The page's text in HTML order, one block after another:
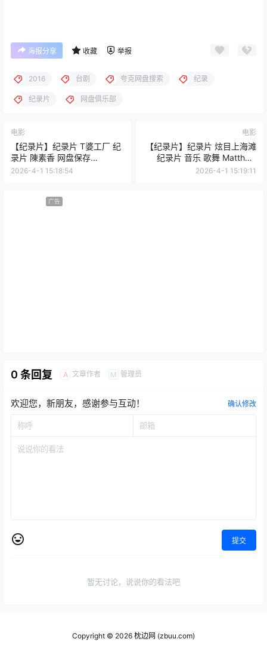
海报分享 收藏 举报
2016 台剧 夸克网盘搜索 纪录
纪录片 网盘俱乐部
电影
【纪录片】纪录片 T婆工厂 纪
录片 陳素香 网盘保存
（2010） 夸克网盘保存
2026-4-1 15:18:54
电影
【纪录片】纪录片 炫目上海滩
纪录片 音乐 歌舞 Matthew
Baren 网盘保存（2017） 夸克
2026-4-1 15:19:11
广告
0 条回复 A 文章作者 M 管理员
欢迎您，新朋友，感谢参与互动！ 确认修改
提交
暂无讨论，说说你的看法吧
Copyright © 2026 枕边网 (zbuu.com)